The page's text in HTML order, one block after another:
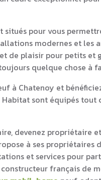
situés pour vous
modernes et les
de plaisir pour petits et
quelque chose à
à Chatenoy et
Habitat sont équipés
devenez propriétaire
à ses
et services pour
français de